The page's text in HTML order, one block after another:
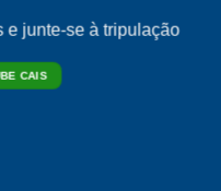
e junte-se à tripulação
CAIS